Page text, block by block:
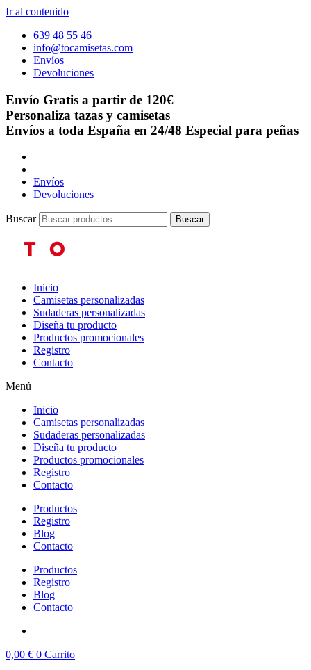
Ir al contenido
639 48 55 46
info@tocamisetas.com
Envíos
Devoluciones
Envío Gratis a partir de 120€
Personaliza tazas y camisetas
Envíos a toda España en 24/48 Especial para peñas
Envíos
Devoluciones
Buscar Buscar
Inicio
Camisetas personalizadas
Sudaderas personalizadas
Diseña tu producto
Productos promocionales
Registro
Contacto
Menú
Inicio
Camisetas personalizadas
Sudaderas personalizadas
Diseña tu producto
Productos promocionales
Registro
Contacto
Productos
Registro
Blog
Contacto
Productos
Registro
Blog
Contacto
0,00 € 0 Carrito